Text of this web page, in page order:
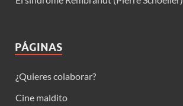
PÁGINAS
¿Quieres colaborar?
Cine maldito